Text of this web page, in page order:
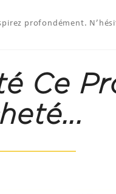
profondément.
Ce